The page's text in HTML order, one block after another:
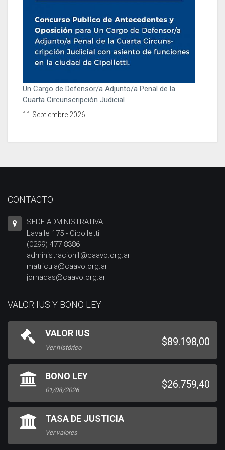
Un Cargo de Defensor/a Adjunto/a Penal de la
Cuarta Circunscripción Judicial
11 Septiembre 2026
CONTACTO
SEDE ADMINISTRATIVA
Lavalle 175 - Cipolletti
(0299) 477 8386
administracion1@caavo.org.ar
matricula@caavo.org.ar
jornadas@caavo.org.ar
VALOR IUS Y BONO LEY
VALOR IUS
Ver histórico $89.198,00
BONO LEY
01/08/2026 $26.759,40
TASA DE JUSTICIA
Ver valores